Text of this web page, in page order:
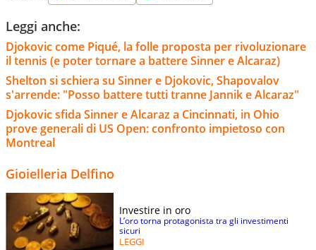
Leggi anche:
Djokovic come Piqué, la folle proposta per rivoluzionare
il tennis (e poter tornare a battere Sinner e Alcaraz)
Shelton si schiera su Sinner e Djokovic, Shapovalov
s'arrende: "Posso battere tutti tranne Jannik e Alcaraz"
Djokovic sfida Sinner e Alcaraz a Cincinnati, in Ohio
prove generali di US Open: confronto impietoso con
Montreal
Gioielleria Delfino
Investire in oro
L’oro torna protagonista tra gli investimenti
sicuri
LEGGI